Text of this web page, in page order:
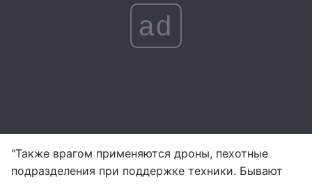
ad
"Также врагом применяются дроны, пехотные
подразделения при поддержке техники. Бывают